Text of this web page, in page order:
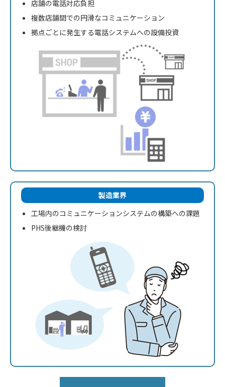
店舗の電話対応負担
複数店舗間での円滑なコミュニケーション
拠点ごとに発生する電話システムへの設備投資
製造業界
工場内のコミュニケーションシステムの構築への課題
PHS後継機の検討